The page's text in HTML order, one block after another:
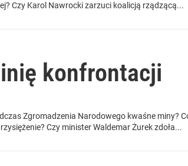
Czy Karol Nawrocki zarzuci koalicją rządzącą...
konfrontacji
Zgromadzenia Narodowego kwaśne miny?
Czy minister Waldemar Żurek zdoła...